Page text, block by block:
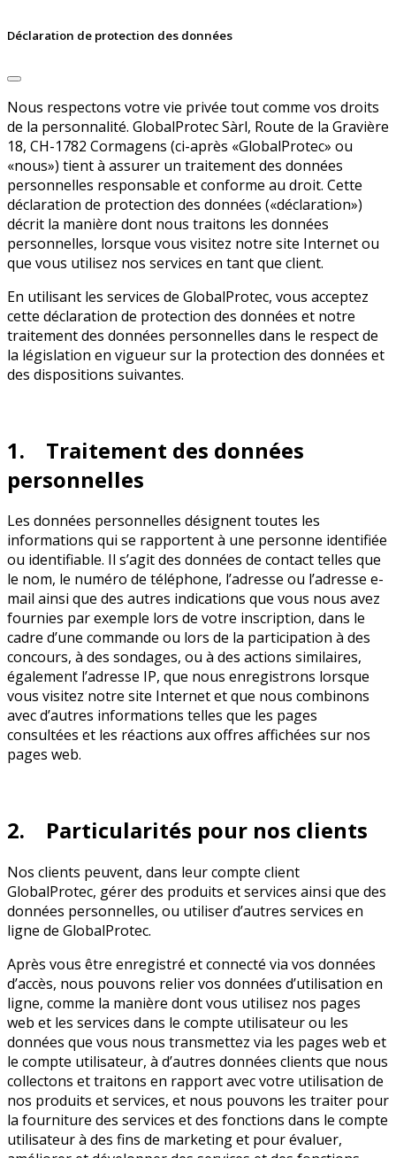
Déclaration de protection des données
Nous respectons votre vie privée tout comme vos droits
de la personnalité. GlobalProtec Sàrl, Route de la Gravière
18, CH-1782 Cormagens (ci-après «GlobalProtec» ou
«nous») tient à assurer un traitement des données
personnelles responsable et conforme au droit. Cette
déclaration de protection des données («déclaration»)
décrit la manière dont nous traitons les données
personnelles, lorsque vous visitez notre site Internet ou
que vous utilisez nos services en tant que client.
En utilisant les services de GlobalProtec, vous acceptez
cette déclaration de protection des données et notre
traitement des données personnelles dans le respect de
la législation en vigueur sur la protection des données et
des dispositions suivantes.
1. Traitement des données
personnelles
Les données personnelles désignent toutes les
informations qui se rapportent à une personne identifiée
ou identifiable. Il s’agit des données de contact telles que
le nom, le numéro de téléphone, l’adresse ou l’adresse e-
mail ainsi que des autres indications que vous nous avez
fournies par exemple lors de votre inscription, dans le
cadre d’une commande ou lors de la participation à des
concours, à des sondages, ou à des actions similaires,
également l’adresse IP, que nous enregistrons lorsque
vous visitez notre site Internet et que nous combinons
avec d’autres informations telles que les pages
consultées et les réactions aux offres affichées sur nos
pages web.
2. Particularités pour nos clients
Nos clients peuvent, dans leur compte client
GlobalProtec, gérer des produits et services ainsi que des
données personnelles, ou utiliser d’autres services en
ligne de GlobalProtec.
Après vous être enregistré et connecté via vos données
d’accès, nous pouvons relier vos données d’utilisation en
ligne, comme la manière dont vous utilisez nos pages
web et les services dans le compte utilisateur ou les
données que vous nous transmettez via les pages web et
le compte utilisateur, à d’autres données clients que nous
collectons et traitons en rapport avec votre utilisation de
nos produits et services, et nous pouvons les traiter pour
la fourniture des services et des fonctions dans le compte
utilisateur à des fins de marketing et pour évaluer,